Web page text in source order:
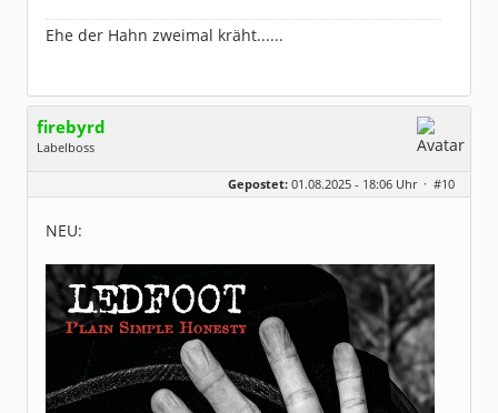
Ehe der Hahn zweimal kräht......
firebyrd
Labelboss
Hausgeburt (Ausgeburt?)
Beiträge:
48882
Gepostet: 01.08.2025 - 18:06 Uhr · #10
NEU: